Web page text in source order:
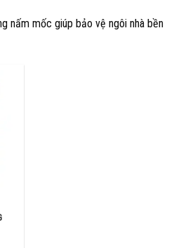
nấm mốc giúp bảo vệ ngôi nhà bền